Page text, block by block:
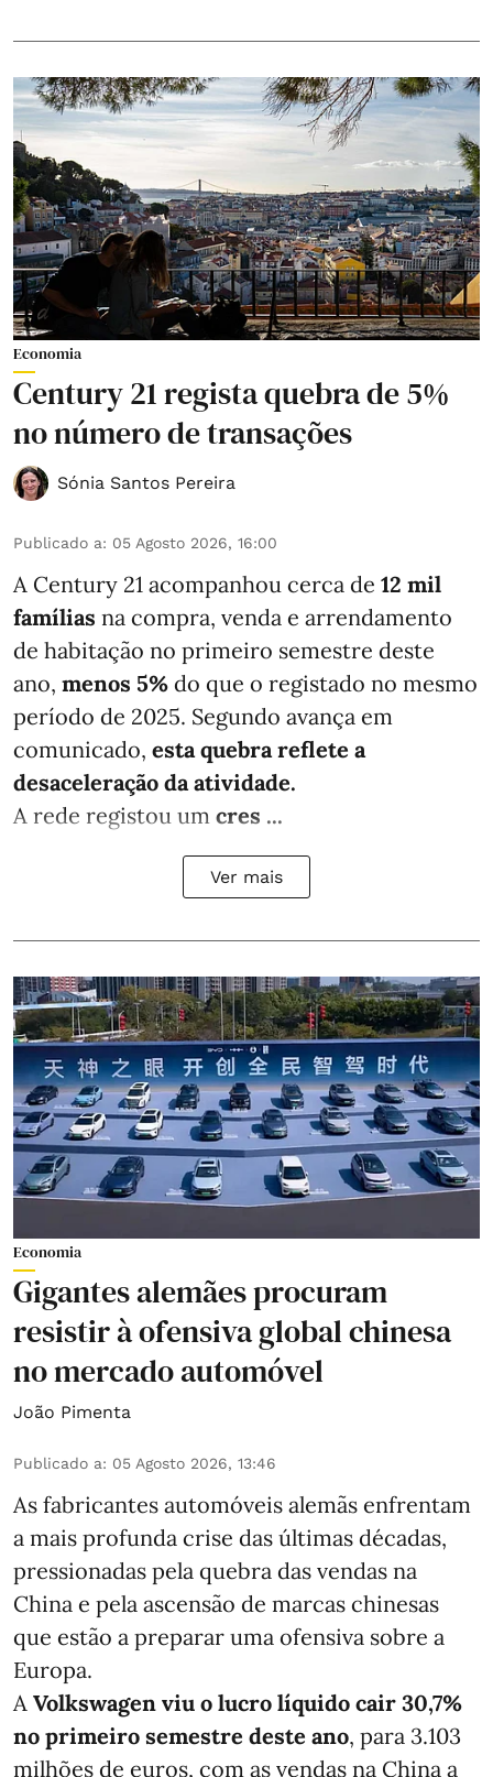
Economia
Century 21 regista quebra de 5%
no número de transações
Sónia Santos Pereira
Publicado a: 05 Agosto 2026, 16:00
A Century 21 acompanhou cerca de 12 mil
famílias na compra, venda e arrendamento
de habitação no primeiro semestre deste
ano, menos 5% do que o registado no mesmo
período de 2025. Segundo avança em
comunicado, esta quebra reflete a
desaceleração da atividade.
A rede registou um cres ...
Ver mais
Economia
Gigantes alemães procuram
resistir à ofensiva global chinesa
no mercado automóvel
João Pimenta
Publicado a: 05 Agosto 2026, 13:46
As fabricantes automóveis alemãs enfrentam
a mais profunda crise das últimas décadas,
pressionadas pela quebra das vendas na
China e pela ascensão de marcas chinesas
que estão a preparar uma ofensiva sobre a
Europa.
A Volkswagen viu o lucro líquido cair 30,7%
no primeiro semestre deste ano, para 3.103
milhões de euros, com as vendas na China a